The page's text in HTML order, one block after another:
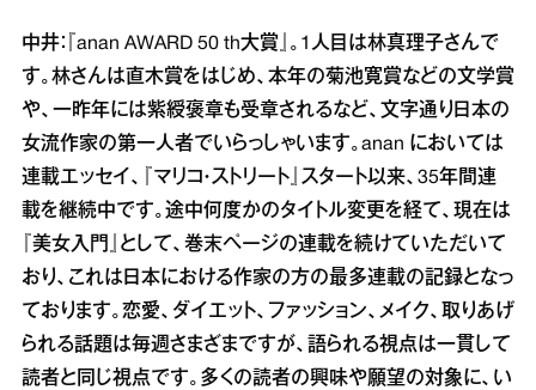
中井：『anan AWARD 50 th大賞』。1人目は林真理子さんで
す。林さんは直木賞をはじめ、本年の菊池寛賞などの文学賞
や、一昨年には紫綬褒章も受章されるなど、文字通り日本の
女流作家の第一人者でいらっしゃいます。anan においては
連載エッセイ、『マリコ・ストリート』スタート以来、35年間連
載を継続中です。途中何度かのタイトル変更を経て、現在は
『美女入門』として、巻末ページの連載を続けていただいて
おり、これは日本における作家の方の最多連載の記録となっ
ております。恋愛、ダイエット、ファッション、メイク、取りあげ
られる話題は毎週さまざまですが、語られる視点は一貫して
読者と同じ視点です。多くの読者の興味や願望の対象に、い